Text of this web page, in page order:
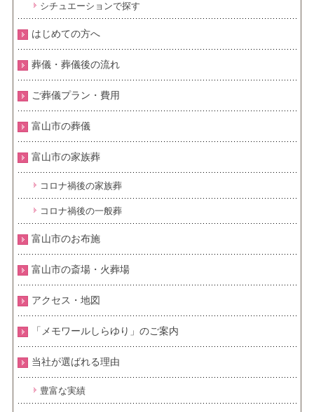
シチュエーションで探す
はじめての方へ
葬儀・葬儀後の流れ
ご葬儀プラン・費用
富山市の葬儀
富山市の家族葬
コロナ禍後の家族葬
コロナ禍後の一般葬
富山市のお布施
富山市の斎場・火葬場
アクセス・地図
「メモワールしらゆり」のご案内
当社が選ばれる理由
豊富な実績